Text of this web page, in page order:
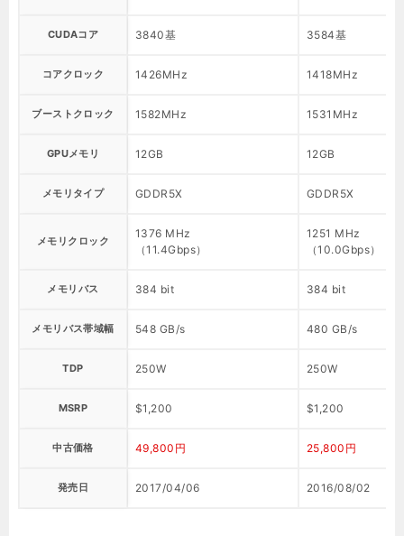
CUDAコア 3840基 3584基
コアクロック 1426MHz 1418MHz
ブーストクロック 1582MHz 1531MHz
GPUメモリ 12GB 12GB
メモリタイプ GDDR5X GDDR5X
メモリクロック
1376 MHz
（11.4Gbps）
1251 MHz
（10.0Gbps）
メモリバス 384 bit 384 bit
メモリバス帯域幅 548 GB/s 480 GB/s
TDP 250W 250W
MSRP $1,200 $1,200
中古価格 49,800円 25,800円
発売日 2017/04/06 2016/08/02